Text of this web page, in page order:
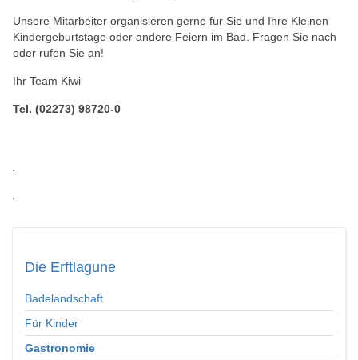
Unsere Mitarbeiter organisieren gerne für Sie und Ihre Kleinen
Kindergeburtstage oder andere Feiern im Bad. Fragen Sie nach
oder rufen Sie an!
Ihr Team Kiwi
Tel. (02273) 98720-0
Die Erftlagune
Badelandschaft
Für Kinder
Gastronomie